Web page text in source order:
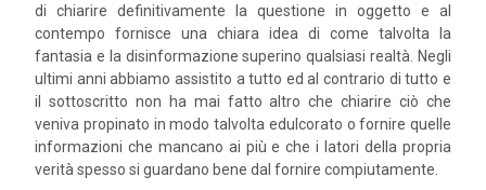
di chiarire definitivamente la questione in oggetto e al
contempo fornisce una chiara idea di come talvolta la
fantasia e la disinformazione superino qualsiasi realtà. Negli
ultimi anni abbiamo assistito a tutto ed al contrario di tutto e
il sottoscritto non ha mai fatto altro che chiarire ciò che
veniva propinato in modo talvolta edulcorato o fornire quelle
informazioni che mancano ai più e che i latori della propria
verità spesso si guardano bene dal fornire compiutamente.